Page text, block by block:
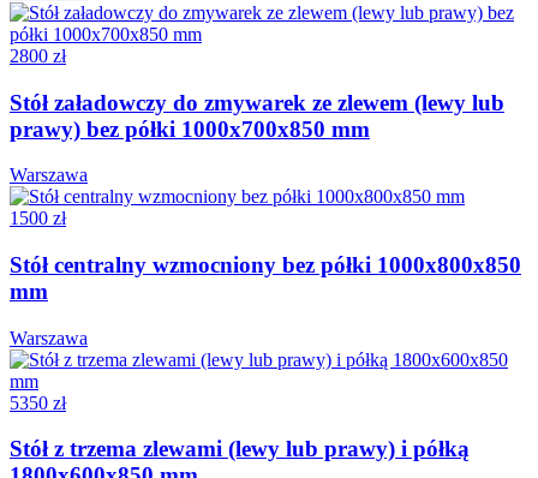
2800 zł
Stół załadowczy do zmywarek ze zlewem (lewy lub
prawy) bez półki 1000x700x850 mm
Warszawa
1500 zł
Stół centralny wzmocniony bez półki 1000x800x850
mm
Warszawa
5350 zł
Stół z trzema zlewami (lewy lub prawy) i półką